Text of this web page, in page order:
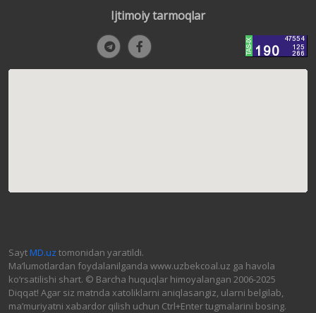
Ijtimoiy tarmoqlar
SaytMD.uz tomonidan yaratildi.
Ma’lumotlardan foydalanilganda www.uzbekcoal.uz ga havola
ko‘rsatilishi shart. © Barcha huquqlar himoyalangan 2006-2025
Diqqat! Agar siz matnda xatoliklarni aniqlasangiz, ularni belgilab,
ma’muriyatni xabardor qilish uchun Ctrl+Enter tugmalarini bosing.